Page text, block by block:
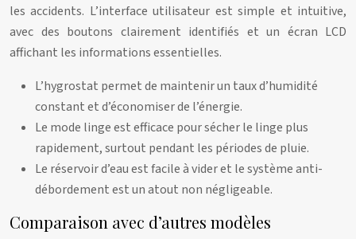
les accidents. L’interface utilisateur est simple et intuitive,
avec des boutons clairement identifiés et un écran LCD
affichant les informations essentielles.
L’hygrostat permet de maintenir un taux d’humidité
constant et d’économiser de l’énergie.
Le mode linge est efficace pour sécher le linge plus
rapidement, surtout pendant les périodes de pluie.
Le réservoir d’eau est facile à vider et le système anti-
débordement est un atout non négligeable.
Comparaison avec d’autres modèles